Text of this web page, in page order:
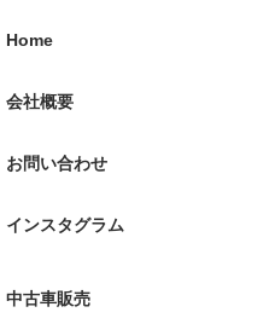
Home
会社概要
お問い合わせ
インスタグラム
中古車販売